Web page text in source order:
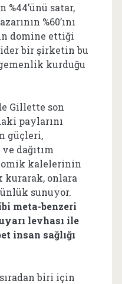
satar,
%60’ını
domine ettiği
bir şirketin bu
kurduğu
Gillette son
paylarını
güçleri,
dağıtım
kalelerinin
kurarak, onlara
sunuyor.
meta-benzeri
levhası ile
insan sağlığı
biri için